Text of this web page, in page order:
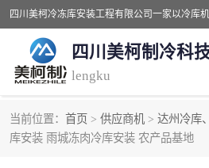
四川美柯制冷科
lengku
当前位置： 首页 > 供应商机 > 达州冷库
库安装 雨城冻肉冷库安装 农产品基地
冷库安装，冷库价格